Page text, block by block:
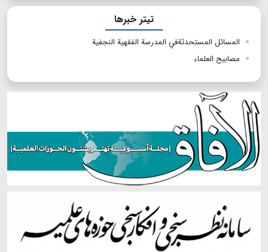
تیتر خبرها
المسائل المستحدثةفي المدرسة الفقهية النجفية
مصابيح العلماء